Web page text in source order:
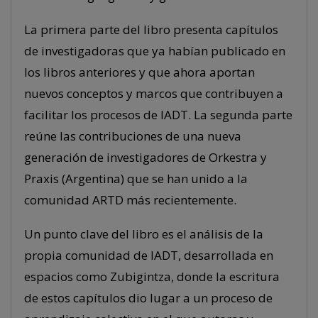
La primera parte del libro presenta capítulos
de investigadoras que ya habían publicado en
los libros anteriores y que ahora aportan
nuevos conceptos y marcos que contribuyen a
facilitar los procesos de IADT. La segunda parte
reúne las contribuciones de una nueva
generación de investigadores de Orkestra y
Praxis (Argentina) que se han unido a la
comunidad ARTD más recientemente.
Un punto clave del libro es el análisis de la
propia comunidad de IADT, desarrollada en
espacios como Zubigintza, donde la escritura
de estos capítulos dio lugar a un proceso de